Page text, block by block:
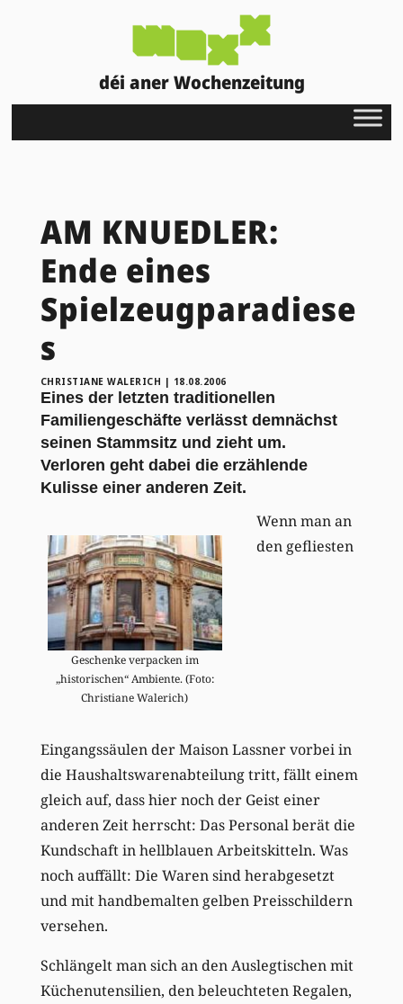
déi aner Wochenzeitung
AM KNUEDLER:
Ende eines
Spielzeugparadiese
s
CHRISTIANE WALERICH | 18.08.2006
Eines der letzten traditionellen
Familiengeschäfte verlässt demnächst
seinen Stammsitz und zieht um.
Verloren geht dabei die erzählende
Kulisse einer anderen Zeit.
Geschenke verpacken im
„historischen“ Ambiente. (Foto:
Christiane Walerich)
Wenn man an
den gefliesten
Eingangssäulen der Maison Lassner vorbei in
die Haushaltswarenabteilung tritt, fällt einem
gleich auf, dass hier noch der Geist einer
anderen Zeit herrscht: Das Personal berät die
Kundschaft in hellblauen Arbeitskitteln. Was
noch auffällt: Die Waren sind herabgesetzt
und mit handbemalten gelben Preisschildern
versehen.
Schlängelt man sich an den Auslegtischen mit
Küchenutensilien, den beleuchteten Regalen,